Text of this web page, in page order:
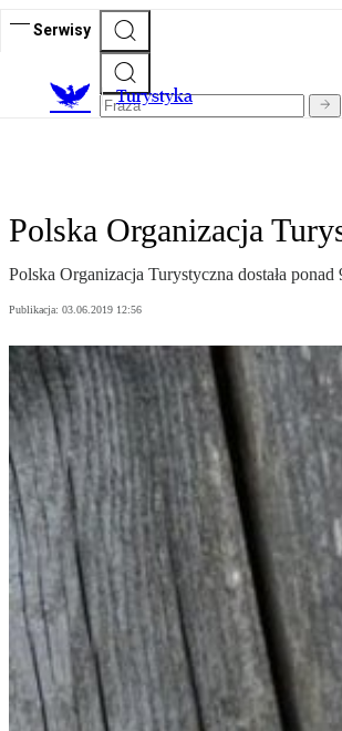
Serwisy
Turystyka
Polska Organizacja
Polska Organizacja Turystyczna dostała
Publikacja: 03.06.2019 12:56